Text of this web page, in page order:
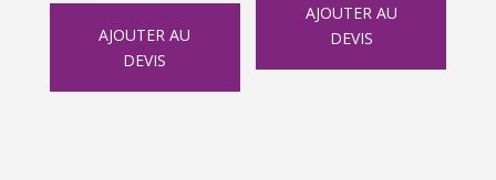
AJOUTER AU
DEVIS
AJOUTER AU
DEVIS